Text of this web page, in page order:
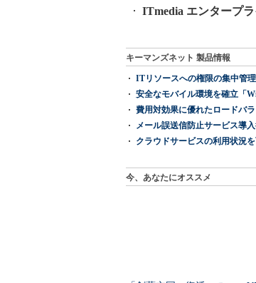
ITmedia エンタープ
キーマンズネット 製品情報
ITリソースへの権限の集中管
安全なモバイル環境を確立「
費用対効果に優れたロードバ
メール誤送信防止サービス導
クラウドサービスの利用状況
今、あなたにオススメ